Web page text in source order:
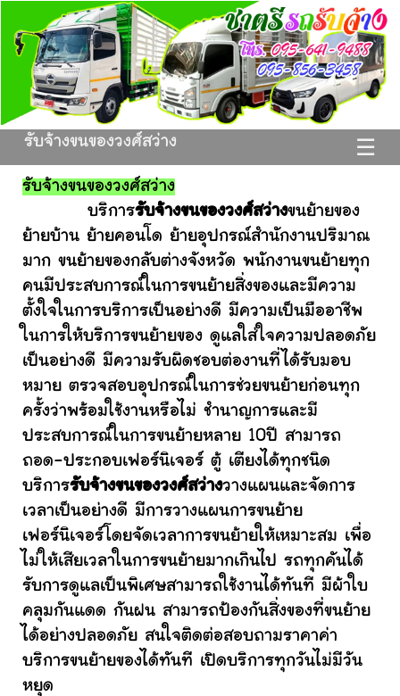
☰
รับจ้างขนของวงศ์สว่าง
รับจ้างขนของวงศ์สว่าง
บริการรับจ้างขนของวงศ์สว่างขนย้ายของ
ย้ายบ้าน ย้ายคอนโด ย้ายอุปกรณ์สำนักงานปริมาณ
มาก ขนย้ายของกลับต่างจังหวัด พนักงานขนย้ายทุก
คนมีประสบการณ์ในการขนย้ายสิ่งของและมีความ
ตั้งใจในการบริการเป็นอย่างดี มีความเป็นมืออาชีพ
ในการให้บริการขนย้ายของ ดูแลใส่ใจความปลอดภัย
เป็นอย่างดี มีความรับผิดชอบต่องานที่ได้รับมอบ
หมาย ตรวจสอบอุปกรณ์ในการช่วยขนย้ายก่อนทุก
ครั้งว่าพร้อมใช้งานหรือไม่ ชำนาญการและมี
ประสบการณ์ในการขนย้ายหลาย 10ปี สามารถ
ถอด-ประกอบเฟอร์นิเจอร์ ตู้ เตียงได้ทุกชนิด
บริการรับจ้างขนของวงศ์สว่างวางแผนและจัดการ
เวลาเป็นอย่างดี มีการวางแผนการขนย้าย
เฟอร์นิเจอร์โดยจัดเวลาการขนย้ายให้เหมาะสม เพื่อ
ไม่ให้เสียเวลาในการขนย้ายมากเกินไป รถทุกคันได้
รับการดูแลเป็นพิเศษสามารถใช้งานได้ทันที มีผ้าใบ
คลุมกันแดด กันฝน สามารถป้องกันสิ่งของที่ขนย้าย
ได้อย่างปลอดภัย สนใจติดต่อสอบถามราคาค่า
บริการขนย้ายของได้ทันที เปิดบริการทุกวันไม่มีวัน
หยุด